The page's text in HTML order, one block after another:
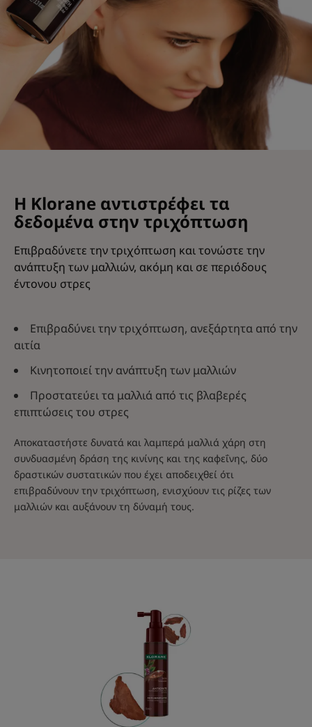
H Κlorane αντιστρέφει τα
δεδομένα στην τριχόπτωση
Επιβραδύνετε την τριχόπτωση και τονώστε την
ανάπτυξη των μαλλιών, ακόμη και σε περιόδους
έντονου στρες
Επιβραδύνει την τριχόπτωση, ανεξάρτητα από την
αιτία
Κινητοποιεί την ανάπτυξη των μαλλιών
Προστατεύει τα μαλλιά από τις βλαβερές
επιπτώσεις του στρες
Αποκαταστήστε δυνατά και λαμπερά μαλλιά χάρη στη
συνδυασμένη δράση της κινίνης και της καφεΐνης, δύο
δραστικών συστατικών που έχει αποδειχθεί ότι
επιβραδύνουν την τριχόπτωση, ενισχύουν τις ρίζες των
μαλλιών και αυξάνουν τη δύναμή τους.
εντατικής
ενίσχυσης
κατά
της
τριχόπτωσης
με
κινίνη.